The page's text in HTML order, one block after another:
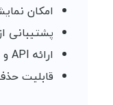
امکان
پشتیبانی
ارائه API و امکان ساخت ربات
قابلیت